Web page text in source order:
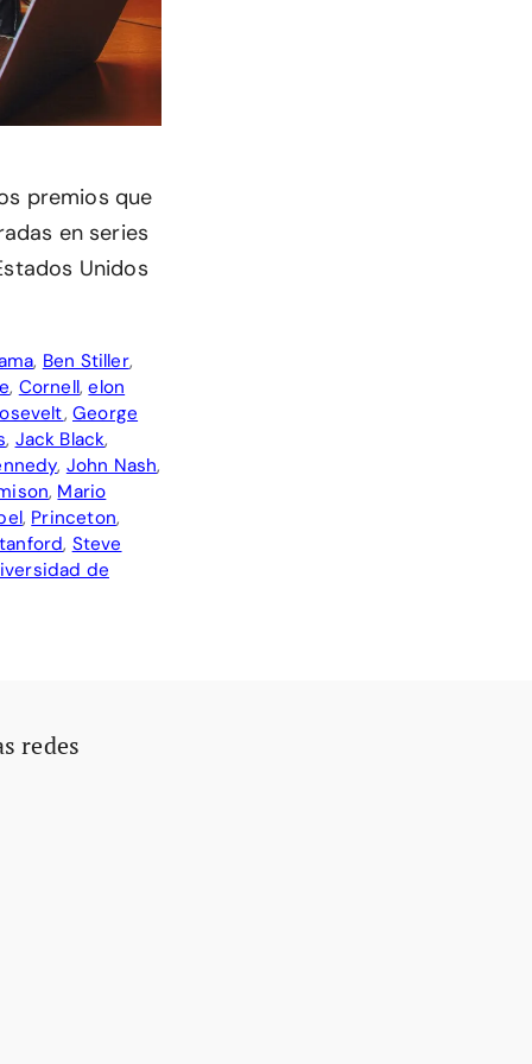
premios que
en series
Unidos
, Ben Stiller,
, Cornell,elon
, George
, Jack Black,
, John Nash,
, Mario
, Princeton,
, Steve
de
redes